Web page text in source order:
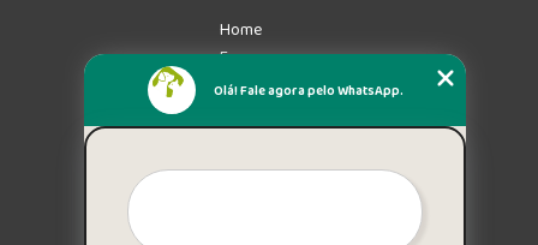
Home
Empresa
Missão
Mapa do site
Olá! Fale agora pelo WhatsApp.